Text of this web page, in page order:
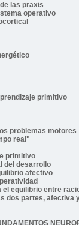
las praxis
operativo
primitivo
problemas motores
real"
primitivo
del desarrollo
afectivo
equilibrio entre
dos partes, afectiva